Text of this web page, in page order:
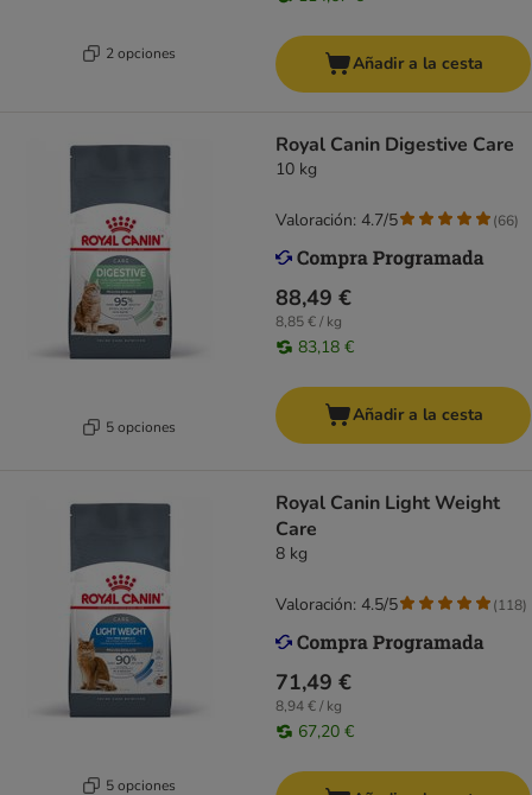
2 opciones Añadir a la cesta
5 opciones
Royal Canin Digestive Care
10 kg
88,49 €
8,85 € / kg
83,18 €
Valoración: 4.7/5 (66)
Añadir a la cesta
5 opciones
Royal Canin Light Weight
Care
8 kg
71,49 €
8,94 € / kg
67,20 €
Valoración: 4.5/5 (118)